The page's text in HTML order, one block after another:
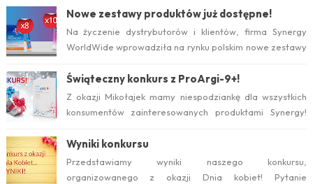
już w tym roku. Serwis internetow...
Nowe zestawy produktów już dostępne!
Na życzenie dystrybutorów i klientów, firma Synergy
WorldWide wprowadziła na rynku polskim nowe zestawy
Świąteczny konkurs z ProArgi-9+!
Z okazji Mikołajek mamy niespodziankę dla wszystkich
konsumentów zainteresowanych produktami Synergy!
Wyniki konkursu
Przedstawiamy wyniki naszego konkursu,
organizowanego z okazji Dnia kobiet! Pytanie